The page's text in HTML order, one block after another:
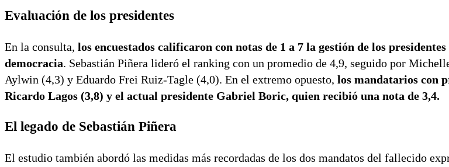
Evaluación de los presidentes
En la consulta, los encuestados calificaron con notas de 1 a 7 la gestión de los
democracia. Sebastián Piñera lideró el ranking con un promedio de 4,9, seguido por
Aylwin (4,3) y Eduardo Frei Ruiz-Tagle (4,0). En el extremo opuesto, los mandatarios con
Ricardo Lagos (3,8) y el actual presidente Gabriel Boric, quien recibió una nota de 3,4.
El legado de Sebastián Piñera
El estudio también abordó las medidas más recordadas de los dos mandatos del fallecido